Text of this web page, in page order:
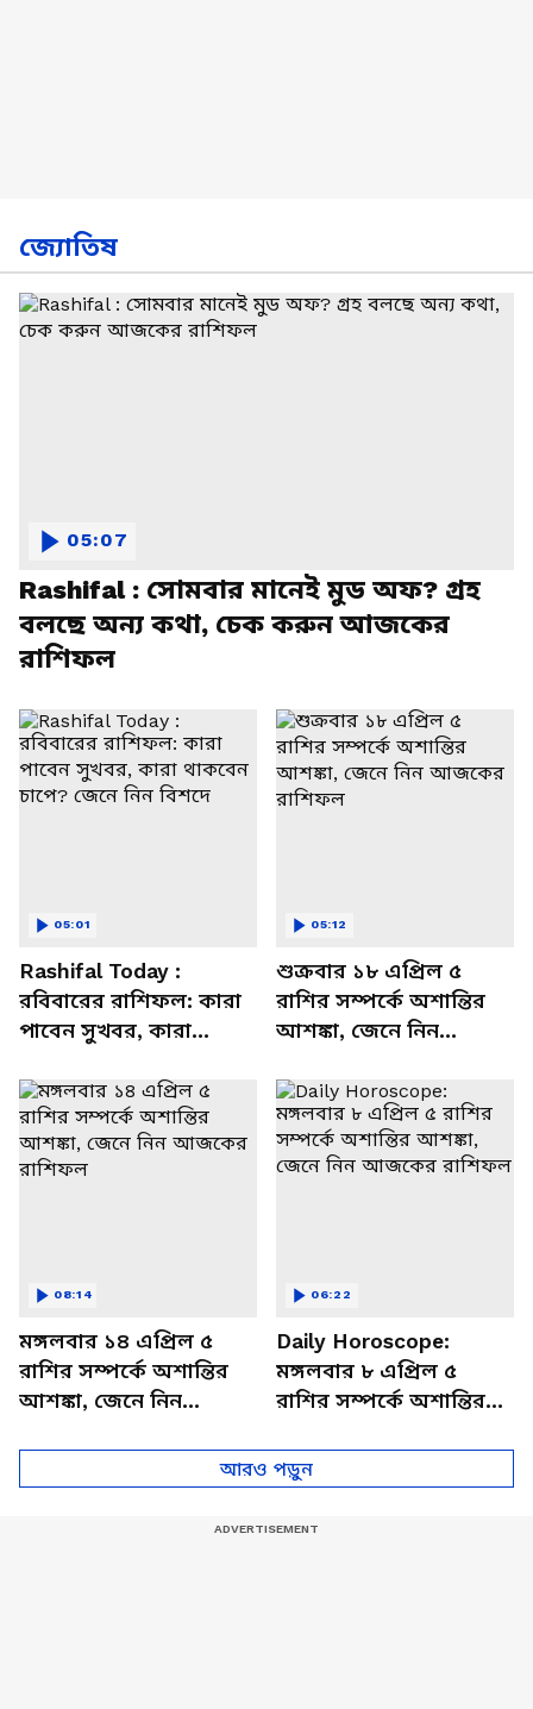
জ্যোতিষ
Rashifal : সোমবার মানেই মুড অফ? গ্রহ
বলছে অন্য কথা, চেক করুন আজকের
রাশিফল
05:07
Rashifal Today :
রবিবারের রাশিফল: কারা
পাবেন সুখবর, কারা
বিশদে
05:01
শুক্রবার ১৮ এপ্রিল ৫
রাশির সম্পর্কে অশান্তির
আশঙ্কা, জেনে নিন
05:12
মঙ্গলবার ১৪ এপ্রিল ৫
রাশির সম্পর্কে অশান্তির
আশঙ্কা, জেনে নিন
08:14
Daily Horoscope:
মঙ্গলবার ৮ এপ্রিল ৫
রাশির সম্পর্কে অশান্তির
আজকের রাশিফল
06:22
আরও পড়ুন